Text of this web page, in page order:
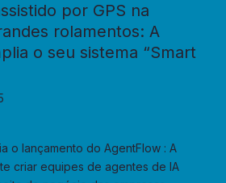
por GPS na
rolamentos: A
o seu sistema “Smart